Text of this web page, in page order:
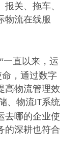
关、拖车、
物流在线服
一直以来，运
命，通过数字
高物流管理效
、物流IT系统
去哪的企业使
的深耕也符合